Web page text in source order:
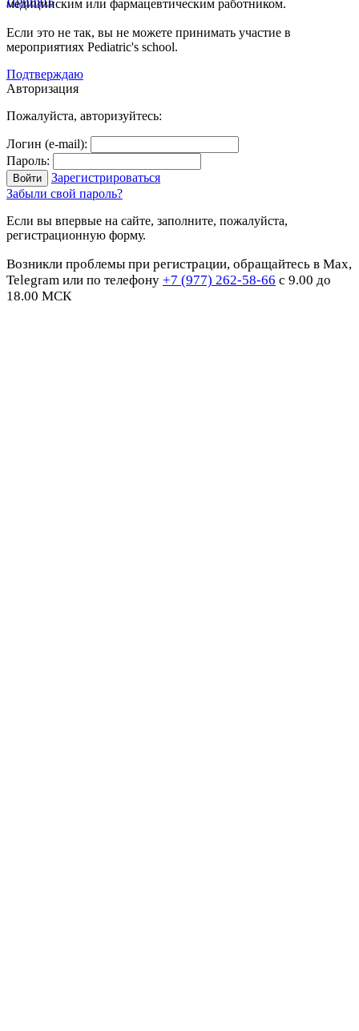
медицинским или фармацевтическим работником.
Если это не так, вы не можете принимать участие в
мероприятиях Pediatric's school.
Подтверждаю
Авторизация
Пожалуйста, авторизуйтесь:
Логин (e-mail):
Пароль:
Зарегистрироваться
Забыли свой пароль?
Если вы впервые на сайте, заполните, пожалуйста,
регистрационную форму.
Возникли проблемы при регистрации, обращайтесь в Max,
Telegram или по телефону +7 (977) 262-58-66 с 9.00 до
18.00 МСК